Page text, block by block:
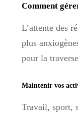
Comment
L’attente des
plus
pour la
Maintenir vos
Travail, sport,